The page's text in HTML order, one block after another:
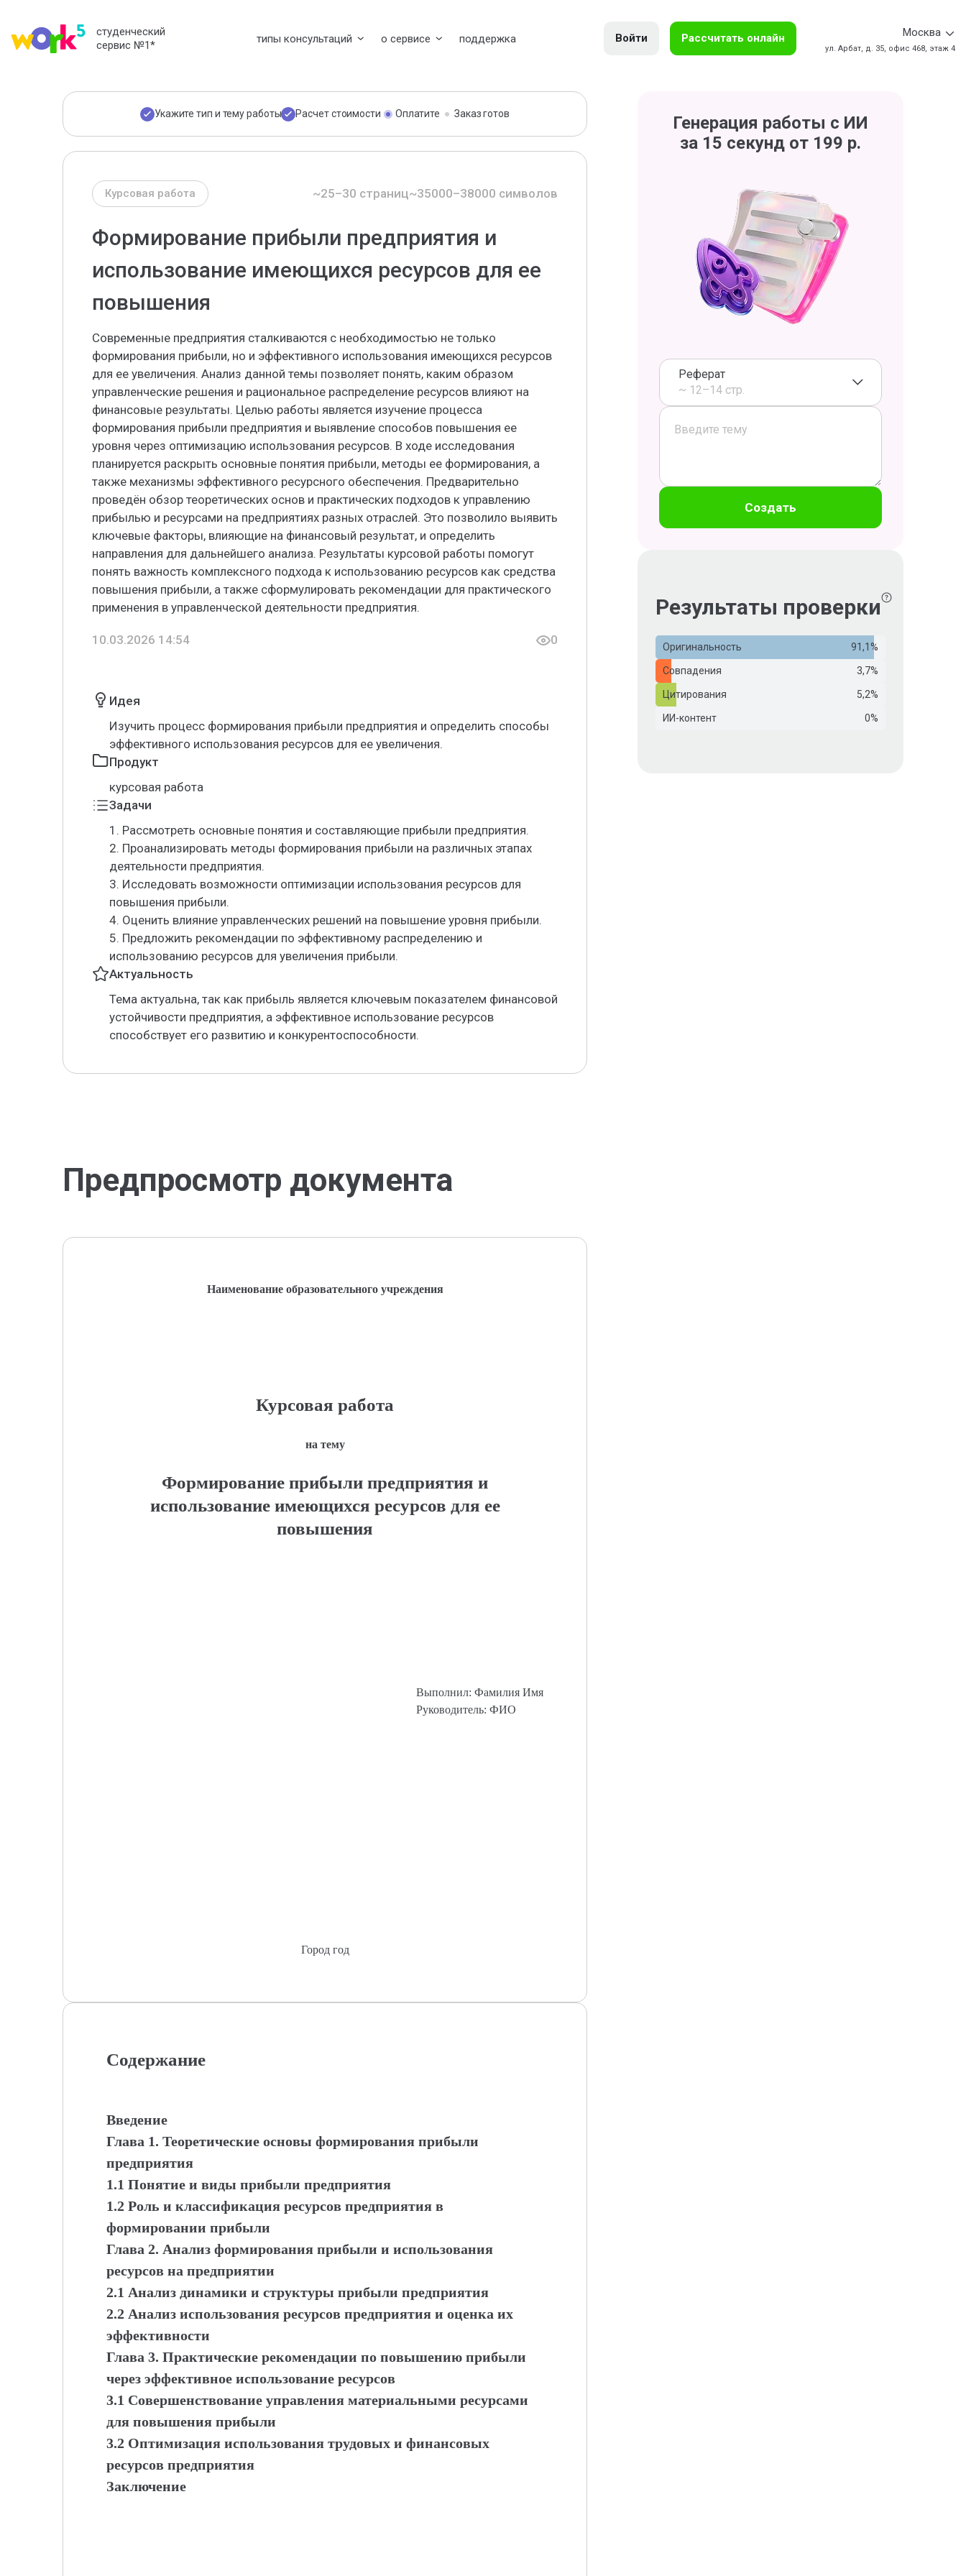
студенческий
сервис №1* типы консультаций о сервисе поддержка Войти Рассчитать онлайн Москва
ул. Арбат, д. 35, офис 468, этаж 4
Укажите тип и тему работы Расчет стоимости Оплатите Заказ готов
Курсовая работа ~25–30 страниц~35000–38000 символов
Формирование прибыли предприятия и
использование имеющихся ресурсов для ее
повышения
Современные предприятия сталкиваются с необходимостью не только
формирования прибыли, но и эффективного использования имеющихся ресурсов
для ее увеличения. Анализ данной темы позволяет понять, каким образом
управленческие решения и рациональное распределение ресурсов влияют на
финансовые результаты. Целью работы является изучение процесса
формирования прибыли предприятия и выявление способов повышения ее
уровня через оптимизацию использования ресурсов. В ходе исследования
планируется раскрыть основные понятия прибыли, методы ее формирования, а
также механизмы эффективного ресурсного обеспечения. Предварительно
проведён обзор теоретических основ и практических подходов к управлению
прибылью и ресурсами на предприятиях разных отраслей. Это позволило выявить
ключевые факторы, влияющие на финансовый результат, и определить
направления для дальнейшего анализа. Результаты курсовой работы помогут
понять важность комплексного подхода к использованию ресурсов как средства
повышения прибыли, а также сформулировать рекомендации для практического
применения в управленческой деятельности предприятия.
10.03.2026 14:54 0
Идея
Изучить процесс формирования прибыли предприятия и определить способы
эффективного использования ресурсов для ее увеличения.
Продукт
курсовая работа
Задачи
1. Рассмотреть основные понятия и составляющие прибыли предприятия.
2. Проанализировать методы формирования прибыли на различных этапах
деятельности предприятия.
3. Исследовать возможности оптимизации использования ресурсов для
повышения прибыли.
4. Оценить влияние управленческих решений на повышение уровня прибыли.
5. Предложить рекомендации по эффективному распределению и
использованию ресурсов для увеличения прибыли.
Актуальность
Тема актуальна, так как прибыль является ключевым показателем финансовой
устойчивости предприятия, а эффективное использование ресурсов
способствует его развитию и конкурентоспособности.
Предпросмотр документа
Наименование образовательного учреждения
Курсовая работа
на тему
Формирование прибыли предприятия и
использование имеющихся ресурсов для ее
повышения
Выполнил: Фамилия Имя
Руководитель: ФИО
Город год
Содержание
Введение
Глава 1. Теоретические основы формирования прибыли
предприятия
1.1 Понятие и виды прибыли предприятия
1.2 Роль и классификация ресурсов предприятия в
формировании прибыли
Глава 2. Анализ формирования прибыли и использования
ресурсов на предприятии
2.1 Анализ динамики и структуры прибыли предприятия
2.2 Анализ использования ресурсов предприятия и оценка их
эффективности
Глава 3. Практические рекомендации по повышению прибыли
через эффективное использование ресурсов
3.1 Совершенствование управления материальными ресурсами
для повышения прибыли
3.2 Оптимизация использования трудовых и финансовых
ресурсов предприятия
Заключение
Генерация работы с ИИ
за 15 секунд от 199 р.
Реферат
~ 12–14 стр.
Создать
Результаты проверки
Оригинальность 91,1%
Совпадения 3,7%
Цитирования 5,2%
ИИ-контент 0%